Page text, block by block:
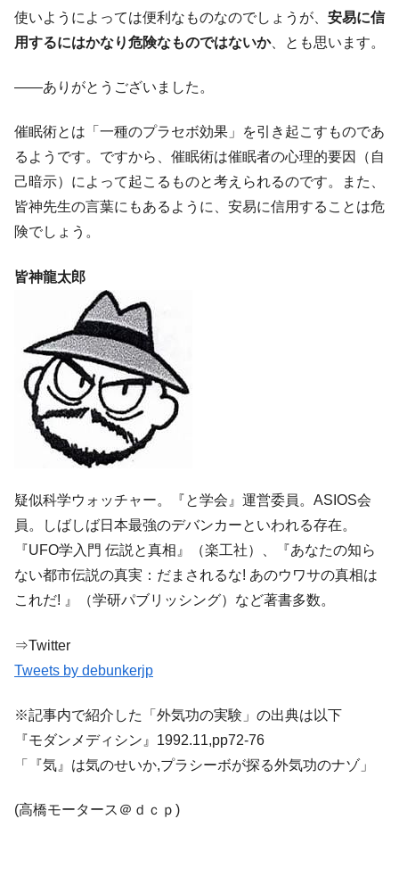
使いようによっては便利なものなのでしょうが、 安易に信
用するにはかなり危険なものではないか、とも思います。
――ありがとうございました。
催眠術とは「一種のプラセボ効果」を引き起こすものであ
るようです。ですから、催眠術は催眠者の心理的要因（自
己暗示）によって起こるものと考えられるのです。また、
皆神先生の言葉にもあるように、安易に信用することは危
険でしょう。
皆神龍太郎
疑似科学ウォッチャー。『と学会』運営委員。ASIOS会
員。しばしば日本最強のデバンカーといわれる存在。
『UFO学入門 伝説と真相』（楽工社）、『あなたの知ら
ない都市伝説の真実：だまされるな! あのウワサの真相は
これだ! 』（学研パブリッシング）など著書多数。
⇒Twitter
Tweets by debunkerjp
※記事内で紹介した「外気功の実験」の出典は以下
『モダンメディシン』1992.11,pp72-76
「『気』は気のせいか,プラシーボが探る外気功のナゾ」
(高橋モータース＠ｄｃｐ)